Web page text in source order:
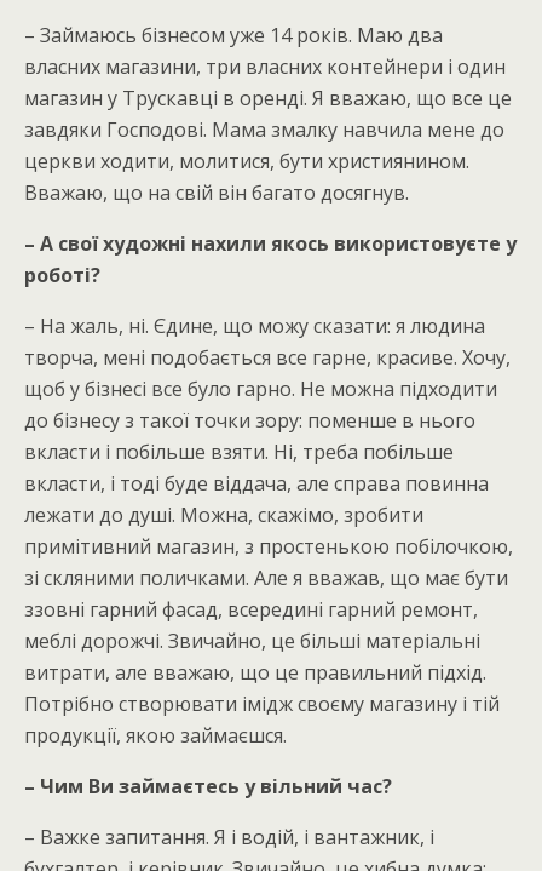
– Займаюсь бізнесом уже 14 років. Маю два
власних магазини, три власних контейнери і один
магазин у Трускавці в оренді. Я вважаю, що все це
завдяки Господові. Мама змалку навчила мене до
церкви ходити, молитися, бути християнином.
Вважаю, що на свій він багато досягнув.
– А свої художні нахили якось використовуєте у
роботі?
– На жаль, ні. Єдине, що можу сказати: я людина
творча, мені подобається все гарне, красиве. Хочу,
щоб у бізнесі все було гарно. Не можна підходити
до бізнесу з такої точки зору: поменше в нього
вкласти і побільше взяти. Ні, треба побільше
вкласти, і тоді буде віддача, але справа повинна
лежати до душі. Можна, скажімо, зробити
примітивний магазин, з простенькою побілочкою,
зі скляними поличками. Але я вважав, що має бути
ззовні гарний фасад, всередині гарний ремонт,
меблі дорожчі. Звичайно, це більші матеріальні
витрати, але вважаю, що це правильний підхід.
Потрібно створювати імідж своєму магазину і тій
продукції, якою займаєшся.
– Чим Ви займаєтесь у вільний час?
– Важке запитання. Я і водій, і вантажник, і